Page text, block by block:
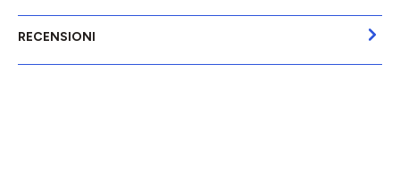
RECENSIONI